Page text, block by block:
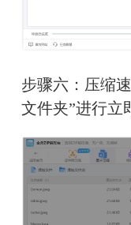
步骤六：压缩
文件夹”进行立